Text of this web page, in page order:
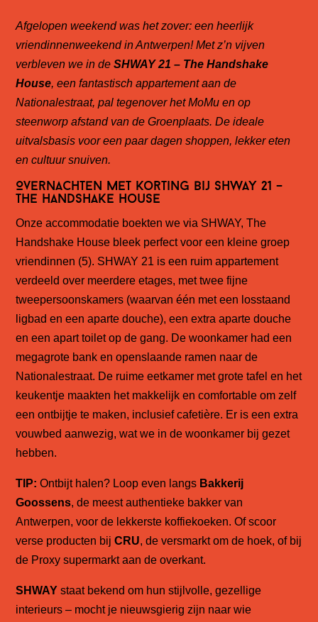
Afgelopen weekend was het zover: een heerlijk
vriendinnenweekend in Antwerpen! Met z’n vijven
verbleven we in deSHWAY 21 – The Handshake
House, een fantastisch appartement aan de
Nationalestraat, pal tegenover het MoMu en op
steenworp afstand van de Groenplaats. De ideale
uitvalsbasis voor een paar dagen shoppen, lekker eten
en cultuur snuiven.
Overnachten met korting bij SHWAY 21 –
The Handshake House
Onze accommodatie boekten we via SHWAY, The
Handshake House bleek perfect voor een kleine groep
vriendinnen (5). SHWAY 21 is een ruim appartement
verdeeld over meerdere etages, met twee fijne
tweepersoonskamers (waarvan één met een losstaand
ligbad en een aparte douche), een extra aparte douche
en een apart toilet op de gang. De woonkamer had een
megagrote bank en openslaande ramen naar de
Nationalestraat. De ruime eetkamer met grote tafel en het
keukentje maakten het makkelijk en comfortable om zelf
een ontbijtje te maken, inclusief cafetière. Er is een extra
vouwbed aanwezig, wat we in de woonkamer bij gezet
hebben.
TIP: Ontbijt halen? Loop even langs Bakkerij
Goossens, de meest authentieke bakker van
Antwerpen, voor de lekkerste koffiekoeken. Of scoor
verse producten bijCRU, de versmarkt om de hoek, of bij
de Proxy supermarkt aan de overkant.
SHWAY staat bekend om hun stijlvolle, gezellige
interieurs – mocht je nieuwsgierig zijn naar wie